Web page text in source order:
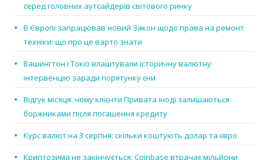
серед головних аутсайдерів світового ринку
В Європі запрацював новий Закон щодо права на ремонт
техніки: що про це варто знати
Вашингтон і Токіо влаштували історичну валютну
інтервенцію заради порятунку єни
Відгук місяця: чому клієнти Привата іноді залишаються
боржниками після погашення кредиту
Курс валют на 3 серпня: скільки коштують долар та євро
Криптозима не закінчується: Coinbase втрачає мільйони